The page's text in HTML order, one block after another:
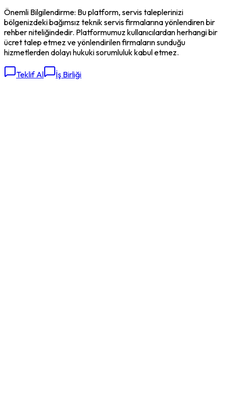
Önemli Bilgilendirme: Bu platform, servis taleplerinizi
bölgenizdeki bağımsız teknik servis firmalarına yönlendiren bir
rehber niteliğindedir. Platformumuz kullanıcılardan herhangi bir
ücret talep etmez ve yönlendirilen firmaların sunduğu
hizmetlerden dolayı hukuki sorumluluk kabul etmez.
Teklif Al İş Birliği